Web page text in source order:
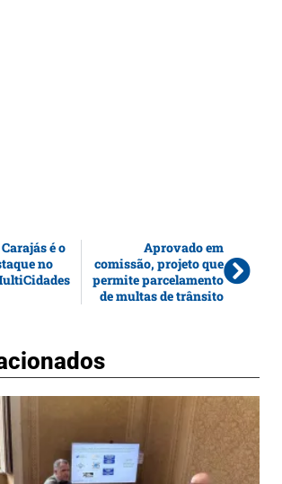
é o
no
Aprovado em
comissão, projeto que
permite parcelamento
de multas de trânsito